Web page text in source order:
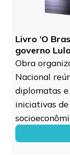
Livro ‘O
governo
Obra
Nacional
diplomatas
iniciativas